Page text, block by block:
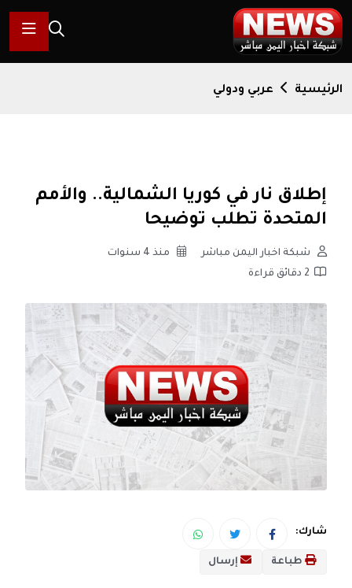
الرئيسية عربي ودولي
إطلاق نار في كوريا الشمالية.. والأمم
المتحدة تطلب توضيحا
شبكة اخبار اليمن مباشر
منذ 4 سنوات
2 دقائق قراءة
شارك:
طباعة إرسال